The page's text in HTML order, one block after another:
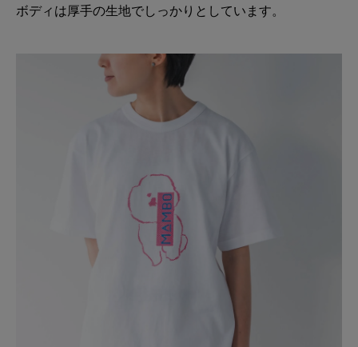
ボディは厚手の生地でしっかりとしています。